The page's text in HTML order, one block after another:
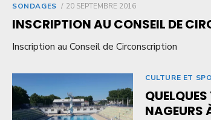
SONDAGES 20 SEPTEMBRE 2016
INSCRIPTION AU CONSEIL DE
Inscription au Conseil de Circonscription
CULTURE ET
NAGEURS